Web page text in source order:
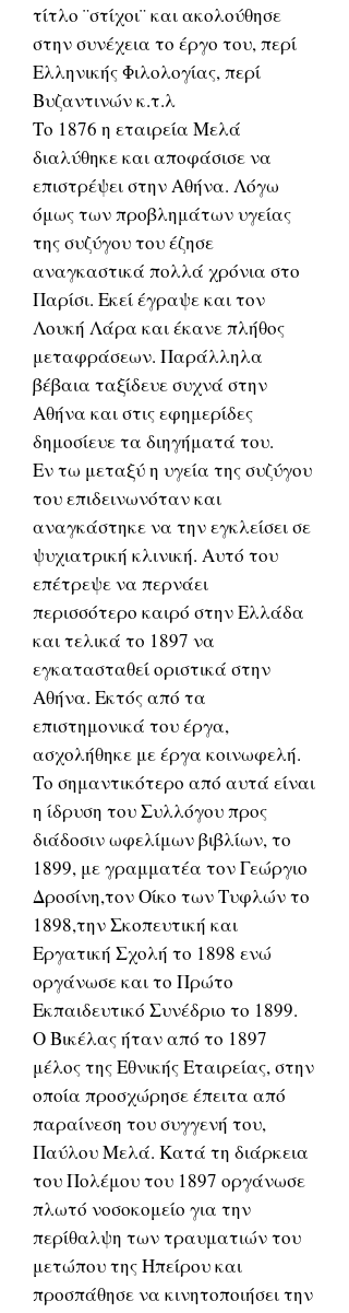
τίτλο ¨στίχοι¨ και ακολούθησε
στην συνέχεια το έργο του, περί
Ελληνικής Φιλολογίας, περί
Βυζαντινών κ.τ.λ
Το 1876 η εταιρεία Μελά
διαλύθηκε και αποφάσισε να
επιστρέψει στην Αθήνα. Λόγω
όμως των προβλημάτων υγείας
της συζύγου του έζησε
αναγκαστικά πολλά χρόνια στο
Παρίσι. Εκεί έγραψε και τον
Λουκή Λάρα και έκανε πλήθος
μεταφράσεων. Παράλληλα
βέβαια ταξίδευε συχνά στην
Αθήνα και στις εφημερίδες
δημοσίευε τα διηγήματά του.
Εν τω μεταξύ η υγεία της συζύγου
του επιδεινωνόταν και
αναγκάστηκε να την εγκλείσει σε
ψυχιατρική κλινική. Αυτό του
επέτρεψε να περνάει
περισσότερο καιρό στην Ελλάδα
και τελικά το 1897 να
εγκατασταθεί οριστικά στην
Αθήνα. Εκτός από τα
επιστημονικά του έργα,
ασχολήθηκε με έργα κοινωφελή.
Το σημαντικότερο από αυτά είναι
η ίδρυση του Συλλόγου προς
διάδοσιν ωφελίμων βιβλίων, το
1899, με γραμματέα τον Γεώργιο
Δροσίνη,τον Οίκο των Τυφλών το
1898,την Σκοπευτική και
Εργατική Σχολή το 1898 ενώ
οργάνωσε και το Πρώτο
Εκπαιδευτικό Συνέδριο το 1899.
Ο Βικέλας ήταν από το 1897
μέλος της Εθνικής Εταιρείας, στην
οποία προσχώρησε έπειτα από
παραίνεση του συγγενή του,
Παύλου Μελά. Κατά τη διάρκεια
του Πολέμου του 1897 οργάνωσε
πλωτό νοσοκομείο για την
περίθαλψη των τραυματιών του
μετώπου της Ηπείρου και
προσπάθησε να κινητοποιήσει την